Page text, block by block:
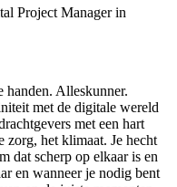
Project Managerin
handen. Alleskunner.
met de digitale wereld
met een hart
zorg, het klimaat. Je hecht
dat scherp op elkaar is en
en wanneer je nodig bent